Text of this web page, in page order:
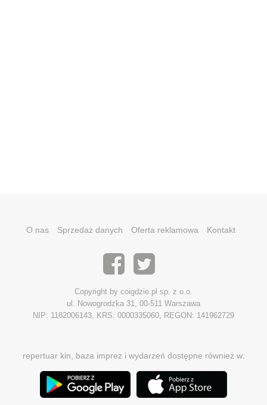
O nas Sprzedaż danych Oferta reklamowa Kontakt
Copyright by coigdzie.pl sp. z o.o.
ul. Nowogrodzka 31, 00-511 Warszawa
NIP: 1182006143, KRS: 0000335060, REGON: 141962729
repertuar kin, baza imprez i wydarzeń dostępne również w: